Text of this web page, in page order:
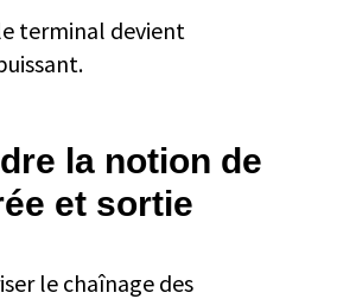
terminal devient
la notion de
et sortie
le chaînage des